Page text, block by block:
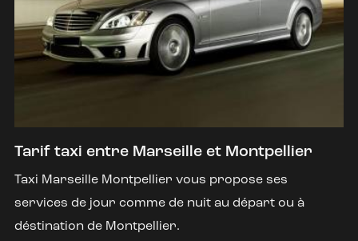
Tarif taxi entre Marseille et Montpellier
Taxi Marseille Montpellier vous propose ses
services de jour comme de nuit au départ ou à
déstination de Montpellier.